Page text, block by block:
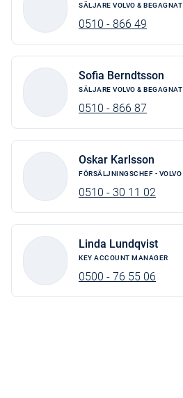
Förarstol elmanövrerad
Ytterbacksp elinfällbara
Run off Road Mitigation
Android Auto
Apple CarPlay
Instrumentpanel, klädd
Connected Safety
Baklucka elmanövrerad.
Driver Awareness
Driver Assistance
HarmanKardon PremiumSound
SÄLJARE VOLVO & BEGAGNAT
0510 - 866 49
Sofia Berndtsson
SÄLJARE VOLVO & BEGAGNAT
0510 - 866 87
Oskar Karlsson
FÖRSÄLJNINGSCHEF - VOLVO
0510 - 30 11 02
Linda Lundqvist
KEY ACCOUNT MANAGER
0500 - 76 55 06